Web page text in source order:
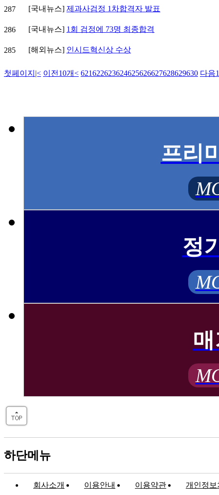
287 [국내뉴스] 제과사검정 1차합격자 발표
286 [국내뉴스] 1회 검정에 73명 최종합격
285 [해외뉴스] 인시드혁신상 수상
첫페이지 |< 이전10개< 621622623624625626627628629630 다음
프리
정
하단메뉴
회사소개 이용안내 이용약관 개인정보